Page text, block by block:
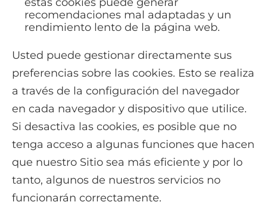
recomendaciones mal adaptadas y un
rendimiento lento de la página web.
Usted puede gestionar directamente sus
preferencias sobre las cookies. Esto se realiza
a través de la configuración del navegador
en cada navegador y dispositivo que utilice.
Si desactiva las cookies, es posible que no
tenga acceso a algunas funciones que hacen
que nuestro Sitio sea más eficiente y por lo
tanto, algunos de nuestros servicios no
funcionarán correctamente.